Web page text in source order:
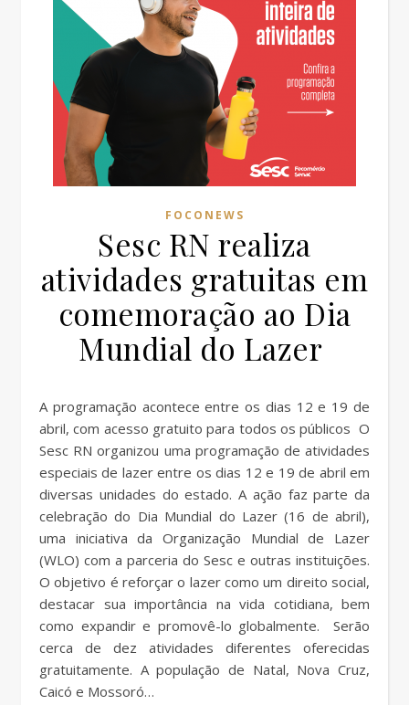
FOCONEWS
Sesc RN realiza
atividades gratuitas em
comemoração ao Dia
Mundial do Lazer
A programação acontece entre os dias 12 e 19 de
abril, com acesso gratuito para todos os públicos O
Sesc RN organizou uma programação de atividades
especiais de lazer entre os dias 12 e 19 de abril em
diversas unidades do estado. A ação faz parte da
celebração do Dia Mundial do Lazer (16 de abril),
uma iniciativa da Organização Mundial de Lazer
(WLO) com a parceria do Sesc e outras instituições.
O objetivo é reforçar o lazer como um direito social,
destacar sua importância na vida cotidiana, bem
como expandir e promovê-lo globalmente. Serão
cerca de dez atividades diferentes oferecidas
gratuitamente. A população de Natal, Nova Cruz,
Caicó e Mossoró…